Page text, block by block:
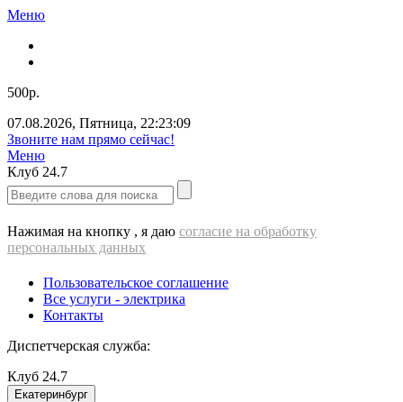
Меню
500р.
07.08.2026, Пятница, 22:23:10
Звоните нам прямо сейчас!
Меню
Клуб 24.7
Нажимая на кнопку , я даю согласие на обработку
персональных данных
Пользовательское соглашение
Все услуги - электрика
Контакты
Диспетчерская служба:
Клуб 24.7
Екатеринбург